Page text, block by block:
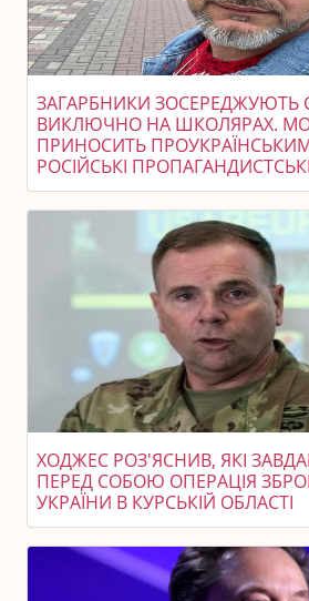
ЗАГАРБНИКИ ЗОСЕРЕДЖУЮТЬ
ВИКЛЮЧНО НА ШКОЛЯРАХ.
ПРИНОСИТЬ
РОСІЙСЬКІ ПРОПАГАНДИСТСЬКІ
ХОДЖЕС РОЗ'ЯСНИВ, ЯКІ
ПЕРЕД СОБОЮ ОПЕРАЦІЯ
УКРАЇНИ В КУРСЬКІЙ ОБЛАСТІ